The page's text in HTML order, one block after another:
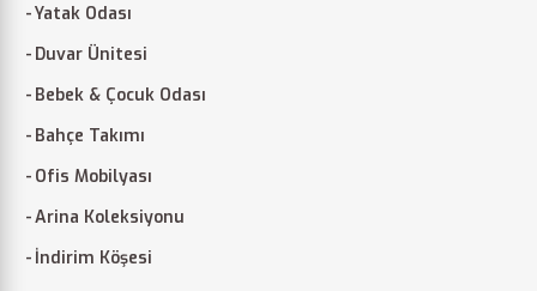
Yatak Odası
Duvar Ünitesi
Bebek & Çocuk Odası
Bahçe Takımı
Ofis Mobilyası
Arina Koleksiyonu
İndirim Köşesi